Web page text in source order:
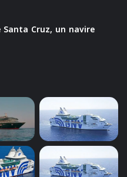
Santa Cruz, un navire